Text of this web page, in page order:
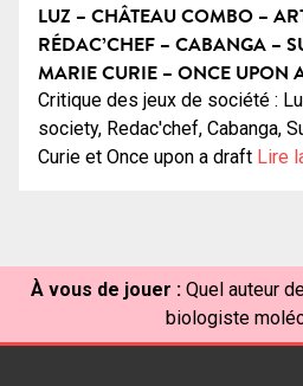
LUZ – CHÂTEAU COMBO –
RÉDAC’CHEF – CABANGA –
MARIE CURIE – ONCE UPON
Critique des jeux de société :
society, Redac'chef, Cabanga,
Curie et Once upon a draft Lire
À vous de jouer : Quel auteur
biologiste